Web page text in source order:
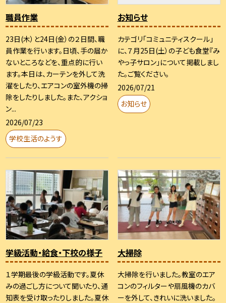
職員作業
23日(木）と24日(金）の２日間、職
員作業を行います。日頃、手の届か
ないところなどを、重点的に行い
ます。本日は、カーテンを外して洗
濯をしたり、エアコンの室外機の掃
除をしたりしました。また、アクショ
ン...
2026/07/23
学校生活のようす
お知らせ
カテゴリ「コミュニティスクール」
に、７月25日(土）の子ども食堂『み
やっ子サロン」について掲載しまし
た。ご覧ください。
2026/07/21
お知らせ
学級活動・給食・下校の様子
１学期最後の学級活動です。夏休
みの過ごし方について聞いたり、通
知表を受け取ったりしました。夏休
大掃除
大掃除を行いました。教室のエア
コンのフィルターや扇風機のカバ
ーを外して、きれいに洗いました。